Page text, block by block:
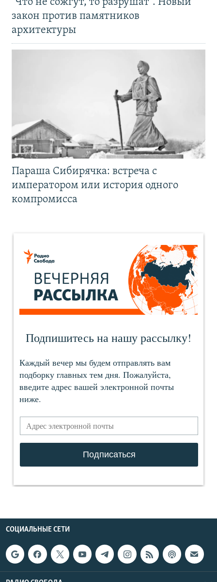
"Что не сожгут, то разрушат". Новый
закон против памятников
архитектуры
Параша Сибирячка: встреча с
императором или история одного
компромисса
СОЦИАЛЬНЫЕ СЕТИ